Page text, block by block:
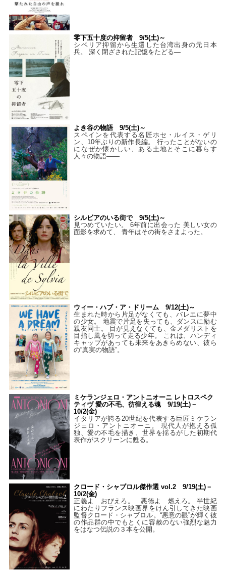
零下五十度の抑留者 9/5(土)～
シベリア抑留から生還した台湾出身の元日本
兵。 深く閉ざされた記憶をたどる—
よき谷の物語 9/5(土)～
スペインを代表する名匠ホセ・ルイス・ゲリ
ン、10年ぶりの新作長編。 行ったことがないの
になぜか懐かしい、ある土地とそこに暮らす
人々の物語――
シルビアのいる街で 9/5(土)～
見つめていたい。 6年前に出会った 美しい女の
面影を求めて、 青年はその街をさまよった。
ウィー・ハブ・ア・ドリーム 9/12(土)～
生まれた時から片足がなくても、バレエに夢中
の少女。 地震で片足を失っても、ダンスに励む
親友同士。 目が見えなくても、金メダリストを
目指し風を切って走る少年。 これは、ハンディ
キャップがあっても未来をあきらめない、彼ら
の“真実の物語”。
ミケランジェロ・アントニオーニ レトロスペク
ティヴ 愛の不毛、彷徨える魂 9/19(土)－
10/2(金)
イタリアが誇る20世紀を代表する巨匠ミケラン
ジェロ・アントニオーニ。 現代人が抱える孤
独、愛の不毛を描き、世界を揺るがした初期代
表作がスクリーンに甦る。
クロード・シャブロル傑作選 vol.2 9/19(土)－
10/2(金)
正義よ おびえろ。 悪徳よ 燃えろ。 半世紀
にわたりフランス映画界をけん引してきた映画
監督クロード・シャブロル。“悪意の眼”が輝く彼
の作品群の中でもとくに容赦のない強烈な魅力
をはなつ伝説の３本を公開。